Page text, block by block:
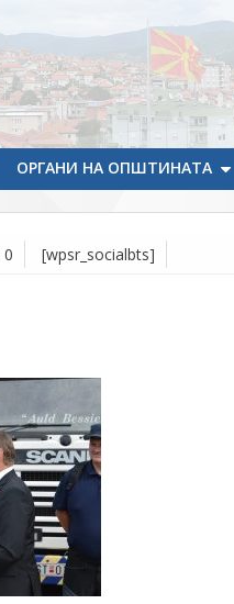
ОРГАНИ НА ОПШТИНАТА
0 [wpsr_socialbts]